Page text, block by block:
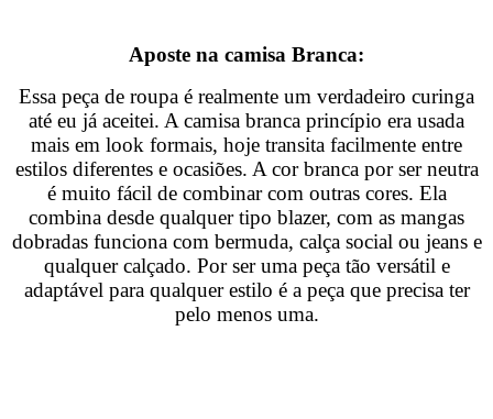
Aposte na camisa Branca:
Essa peça de roupa é realmente um verdadeiro curinga
até eu já aceitei. A camisa branca princípio era usada
mais em look formais, hoje transita facilmente entre
estilos diferentes e ocasiões. A cor branca por ser neutra
é muito fácil de combinar com outras cores. Ela
combina desde qualquer tipo blazer, com as mangas
dobradas funciona com bermuda, calça social ou jeans e
qualquer calçado. Por ser uma peça tão versátil e
adaptável para qualquer estilo é a peça que precisa ter
pelo menos uma.